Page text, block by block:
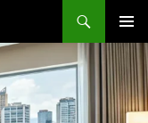
MENÚ